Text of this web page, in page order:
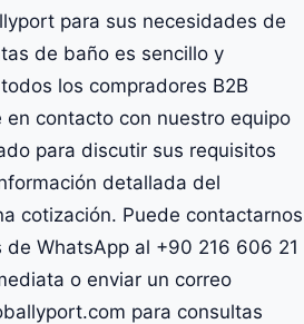
para sus necesidades de
de baño es sencillo y
los compradores B2B
en contacto con nuestro equipo
para discutir sus requisitos
detallada del
cotización. Puede contactarnos
WhatsApp al +90 216 606 21
o enviar un correo
para consultas